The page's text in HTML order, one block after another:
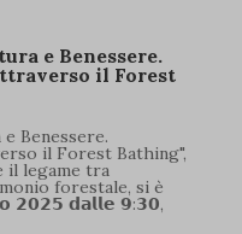
e Benessere.
il Forest
Benessere.
il Forest Bathing",
il legame tra
forestale, si è
𝟮𝟬𝟮𝟱 𝗱𝗮𝗹𝗹𝗲 𝟵:𝟯𝟬,